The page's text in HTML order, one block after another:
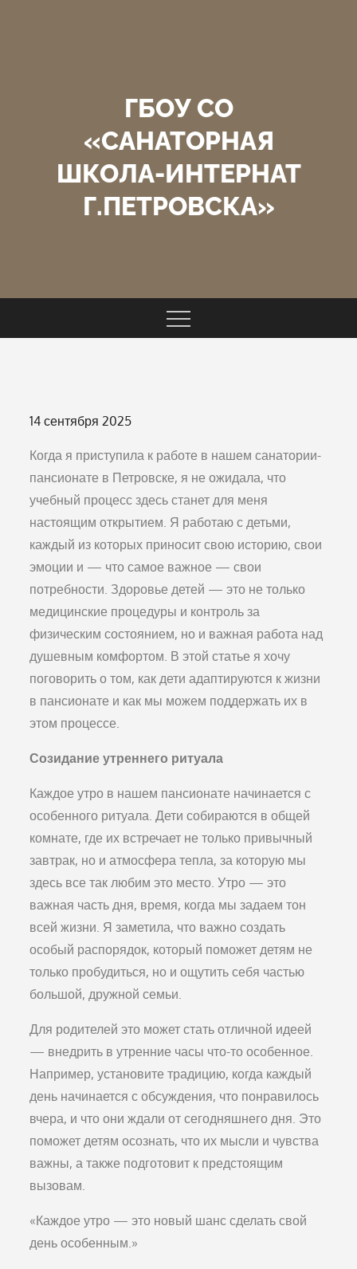
ГБОУ СО
«САНАТОРНАЯ
ШКОЛА-ИНТЕРНАТ
Г.ПЕТРОВСКА»
Опубликовано
14 сентября 2025
Когда я приступила к работе в нашем санатории-
пансионате в Петровске, я не ожидала, что
учебный процесс здесь станет для меня
настоящим открытием. Я работаю с детьми,
каждый из которых приносит свою историю, свои
эмоции и — что самое важное — свои
потребности. Здоровье детей — это не только
медицинские процедуры и контроль за
физическим состоянием, но и важная работа над
душевным комфортом. В этой статье я хочу
поговорить о том, как дети адаптируются к жизни
в пансионате и как мы можем поддержать их в
этом процессе.
Созидание утреннего ритуала
Каждое утро в нашем пансионате начинается с
особенного ритуала. Дети собираются в общей
комнате, где их встречает не только привычный
завтрак, но и атмосфера тепла, за которую мы
здесь все так любим это место. Утро — это
важная часть дня, время, когда мы задаем тон
всей жизни. Я заметила, что важно создать
особый распорядок, который поможет детям не
только пробудиться, но и ощутить себя частью
большой, дружной семьи.
Для родителей это может стать отличной идеей
— внедрить в утренние часы что-то особенное.
Например, установите традицию, когда каждый
день начинается с обсуждения, что понравилось
вчера, и что они ждали от сегодняшнего дня. Это
поможет детям осознать, что их мысли и чувства
важны, а также подготовит к предстоящим
вызовам.
«Каждое утро — это новый шанс сделать свой
день особенным.»